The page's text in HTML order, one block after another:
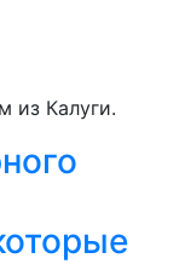
из Калуги.